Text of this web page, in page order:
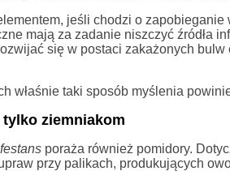
jeśli chodzi o
mają za zadanie niszczyć źródła
się w postaci zakażonych
właśnie taki sposób myślenia
tylko ziemniakom
poraża również pomidory.
przy palikach, produkujących